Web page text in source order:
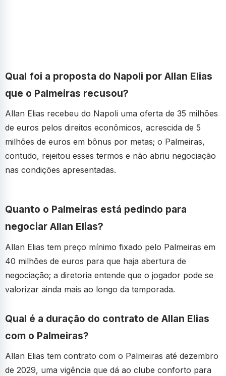
Qual foi a proposta do Napoli por Allan Elias
que o Palmeiras recusou?
Allan Elias recebeu do Napoli uma oferta de 35 milhões
de euros pelos direitos econômicos, acrescida de 5
milhões de euros em bônus por metas; o Palmeiras,
contudo, rejeitou esses termos e não abriu negociação
nas condições apresentadas.
Quanto o Palmeiras está pedindo para
negociar Allan Elias?
Allan Elias tem preço mínimo fixado pelo Palmeiras em
40 milhões de euros para que haja abertura de
negociação; a diretoria entende que o jogador pode se
valorizar ainda mais ao longo da temporada.
Qual é a duração do contrato de Allan Elias
com o Palmeiras?
Allan Elias tem contrato com o Palmeiras até dezembro
de 2029, uma vigência que dá ao clube conforto para